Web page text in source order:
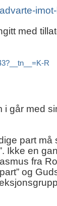
med
R
går med
part
Ikke en
fra
og